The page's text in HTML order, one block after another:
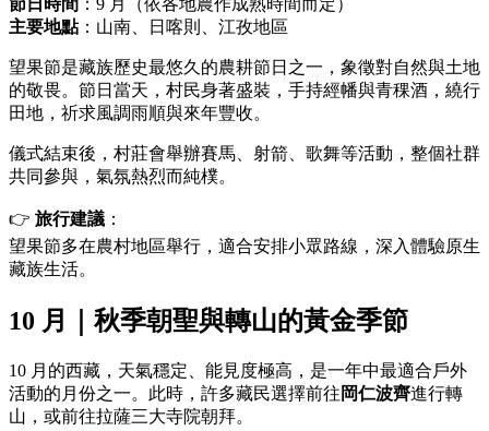
節日時間 ：9 月（依各地農作成熟時間而定）
主要地點：山南、日喀則、江孜地區
望果節是藏族歷史最悠久的農耕節日之一，象徵對自然與土地
的敬畏。節日當天，村民身著盛裝，手持經幡與青稞酒，繞行
田地，祈求風調雨順與來年豐收。
儀式結束後，村莊會舉辦賽馬、射箭、歌舞等活動，整個社群
共同參與，氣氛熱烈而純樸。
👉 旅行建議 ：
望果節多在農村地區舉行，適合安排小眾路線，深入體驗原生
藏族生活。
10 月｜秋季朝聖與轉山的黃金季節
10 月的西藏，天氣穩定、能見度極高，是一年中最適合戶外
活動的月份之一。此時，許多藏民選擇前往 岡仁波齊進行轉
山，或前往拉薩三大寺院朝拜。